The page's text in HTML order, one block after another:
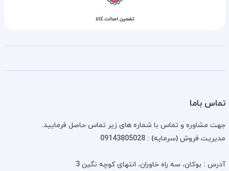
تضمین اصالت کالا
تماس باما
جهت مشاوره و تماس با شماره های زیر تماس حاصل فرمایید.
مدیریت فروش (سرمایه) : 09143805028
آدرس : بوکان، سه راه خاوران، انتهای کوچه نگین 3